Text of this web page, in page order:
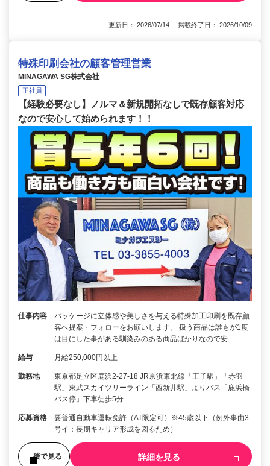
更新日： 2026/07/14 掲載終了日： 2026/10/09
特殊印刷会社の顧客管理営業
MINAGAWA SG株式会社
正社員
【経験必要なし】ノルマ＆新規開拓なしで既存顧客対応
なので安心して始められます！！
仕事内容
パッケージに立体感や美しさを与える特殊加工印刷を既存顧
客へ提案・フォローをお願いします。 扱う商品は誰もが1度
は目にした事がある馴染みのある商品ばかりなので安…
給与 月給250,000円以上
勤務地
東京都足立区鹿浜2-27-18 JR京浜東北線「王子駅」「赤羽
駅」東武スカイツリーライン「西新井駅」よりバス「鹿浜橋
バス停」下車徒歩5分
応募資格
要普通自動車運転免許（AT限定可）※45歳以下（例外事由3
号イ：長期キャリア形成を図るため）
後で見る 詳細を見る